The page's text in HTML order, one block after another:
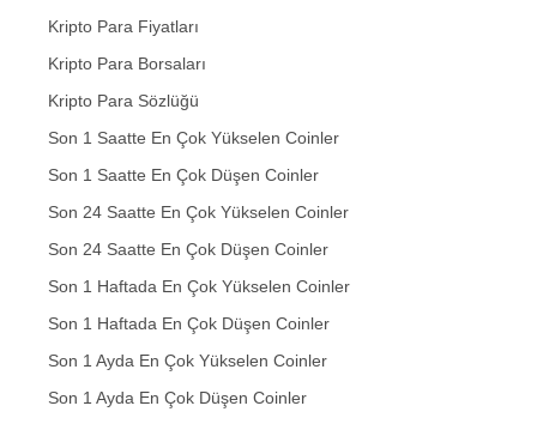
Kripto Para Fiyatları
Kripto Para Borsaları
Kripto Para Sözlüğü
Son 1 Saatte En Çok Yükselen Coinler
Son 1 Saatte En Çok Düşen Coinler
Son 24 Saatte En Çok Yükselen Coinler
Son 24 Saatte En Çok Düşen Coinler
Son 1 Haftada En Çok Yükselen Coinler
Son 1 Haftada En Çok Düşen Coinler
Son 1 Ayda En Çok Yükselen Coinler
Son 1 Ayda En Çok Düşen Coinler